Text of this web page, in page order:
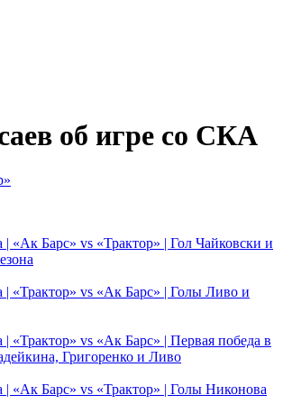
об игре со СКА
| «Ак Барс» vs «Трактор» | Гол Чайковски и
| «Трактор» vs «Ак Барс» | Голы Ливо и
| «Трактор» vs «Ак Барс» | Первая победа в
Григоренко и Ливо
| «Ак Барс» vs «Трактор» | Голы Никонова